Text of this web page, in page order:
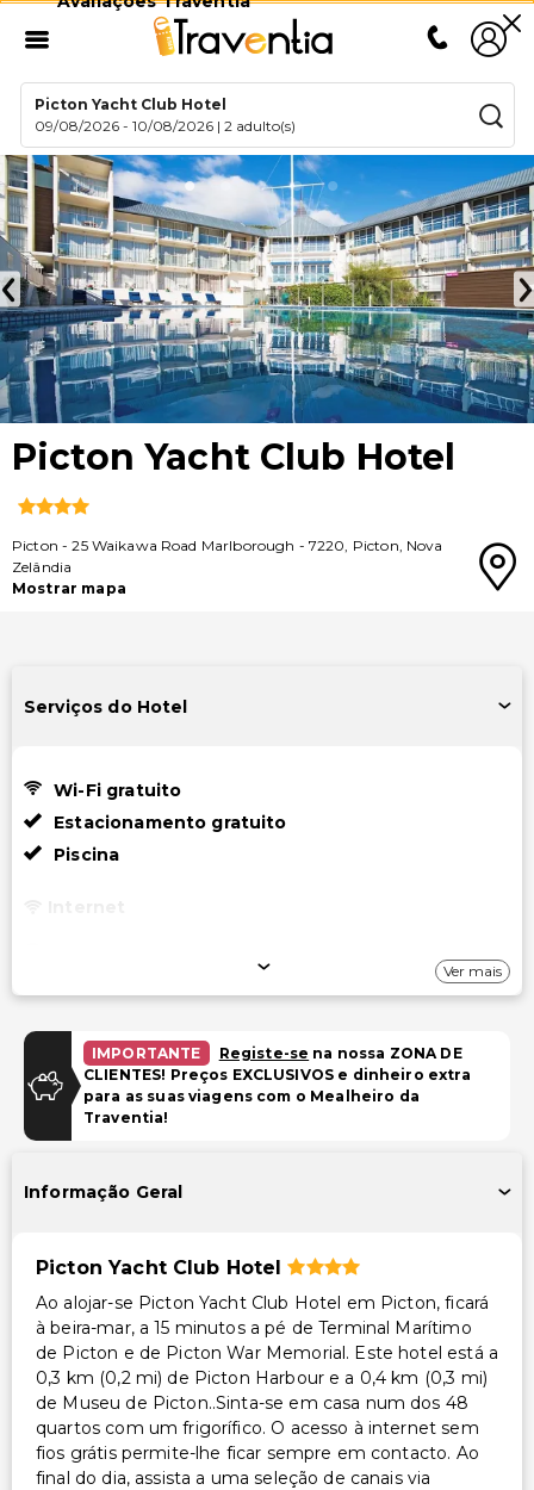
Picton Yacht Club Hotel
09/08/2026 -10/08/2026 |2 adulto(s)
Picton Yacht Club Hotel
Picton -25 Waikawa Road Marlborough - 7220, Picton, Nova
Zelândia
Mostrar mapa
Serviços do Hotel
Wi-Fi gratuito
Estacionamento gratuito
Piscina
Estacionamento
Estacionamento gratuito
Estacionamento gratuito nas proximidades
Estacionamento prolongado (taxa extra)
Instalações
Piscina
Área para piquenique
Carregador/portaria
Espaço para conferências
Transporte
Ver mais
IMPORTANTE Registe-se na nossa ZONA DE
CLIENTES! Preços EXCLUSIVOS e dinheiro extra
para as suas viagens com o Mealheiro da
Traventia!
Informação Geral
Picton Yacht Club Hotel
Ao alojar-se Picton Yacht Club Hotel em Picton, ficará
à beira-mar, a 15 minutos a pé de Terminal Marítimo
de Picton e de Picton War Memorial. Este hotel está a
0,3 km (0,2 mi) de Picton Harbour e a 0,4 km (0,3 mi)
de Museu de Picton..Sinta-se em casa num dos 48
quartos com um frigorífico. O acesso à internet sem
fios grátis permite-lhe ficar sempre em contacto. Ao
final do dia, assista a uma seleção de canais via